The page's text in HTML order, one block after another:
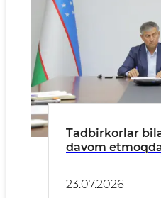
Tadbirkorlar
davom
23.07.2026